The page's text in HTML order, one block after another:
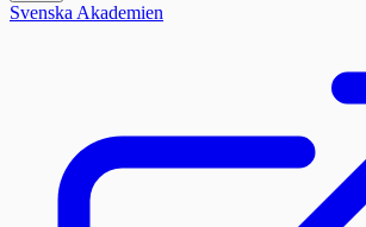
Svenska Akademien